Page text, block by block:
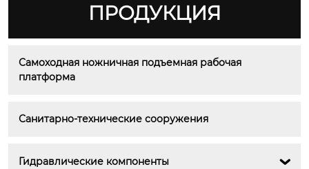
ПРОДУКЦИЯ
Самоходная ножничная подъемная рабочая
платформа
Санитарно-технические сооружения
Гидравлические компоненты 